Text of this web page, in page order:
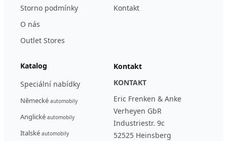
Storno podmínky
O nás
Outlet Stores
Kontakt
Katalog
Speciální nabídky
Německé automobily
Anglické automobily
Italské automobily
Kontakt
KONTAKT
Eric Frenken & Anke
Verheyen GbR
Industriestr. 9c
52525 Heinsberg